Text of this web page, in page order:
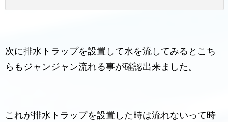
次に排水トラップを設置して水を流してみるとこち
らもジャンジャン流れる事が確認出来ました。
これが排水トラップを設置した時は流れないって時